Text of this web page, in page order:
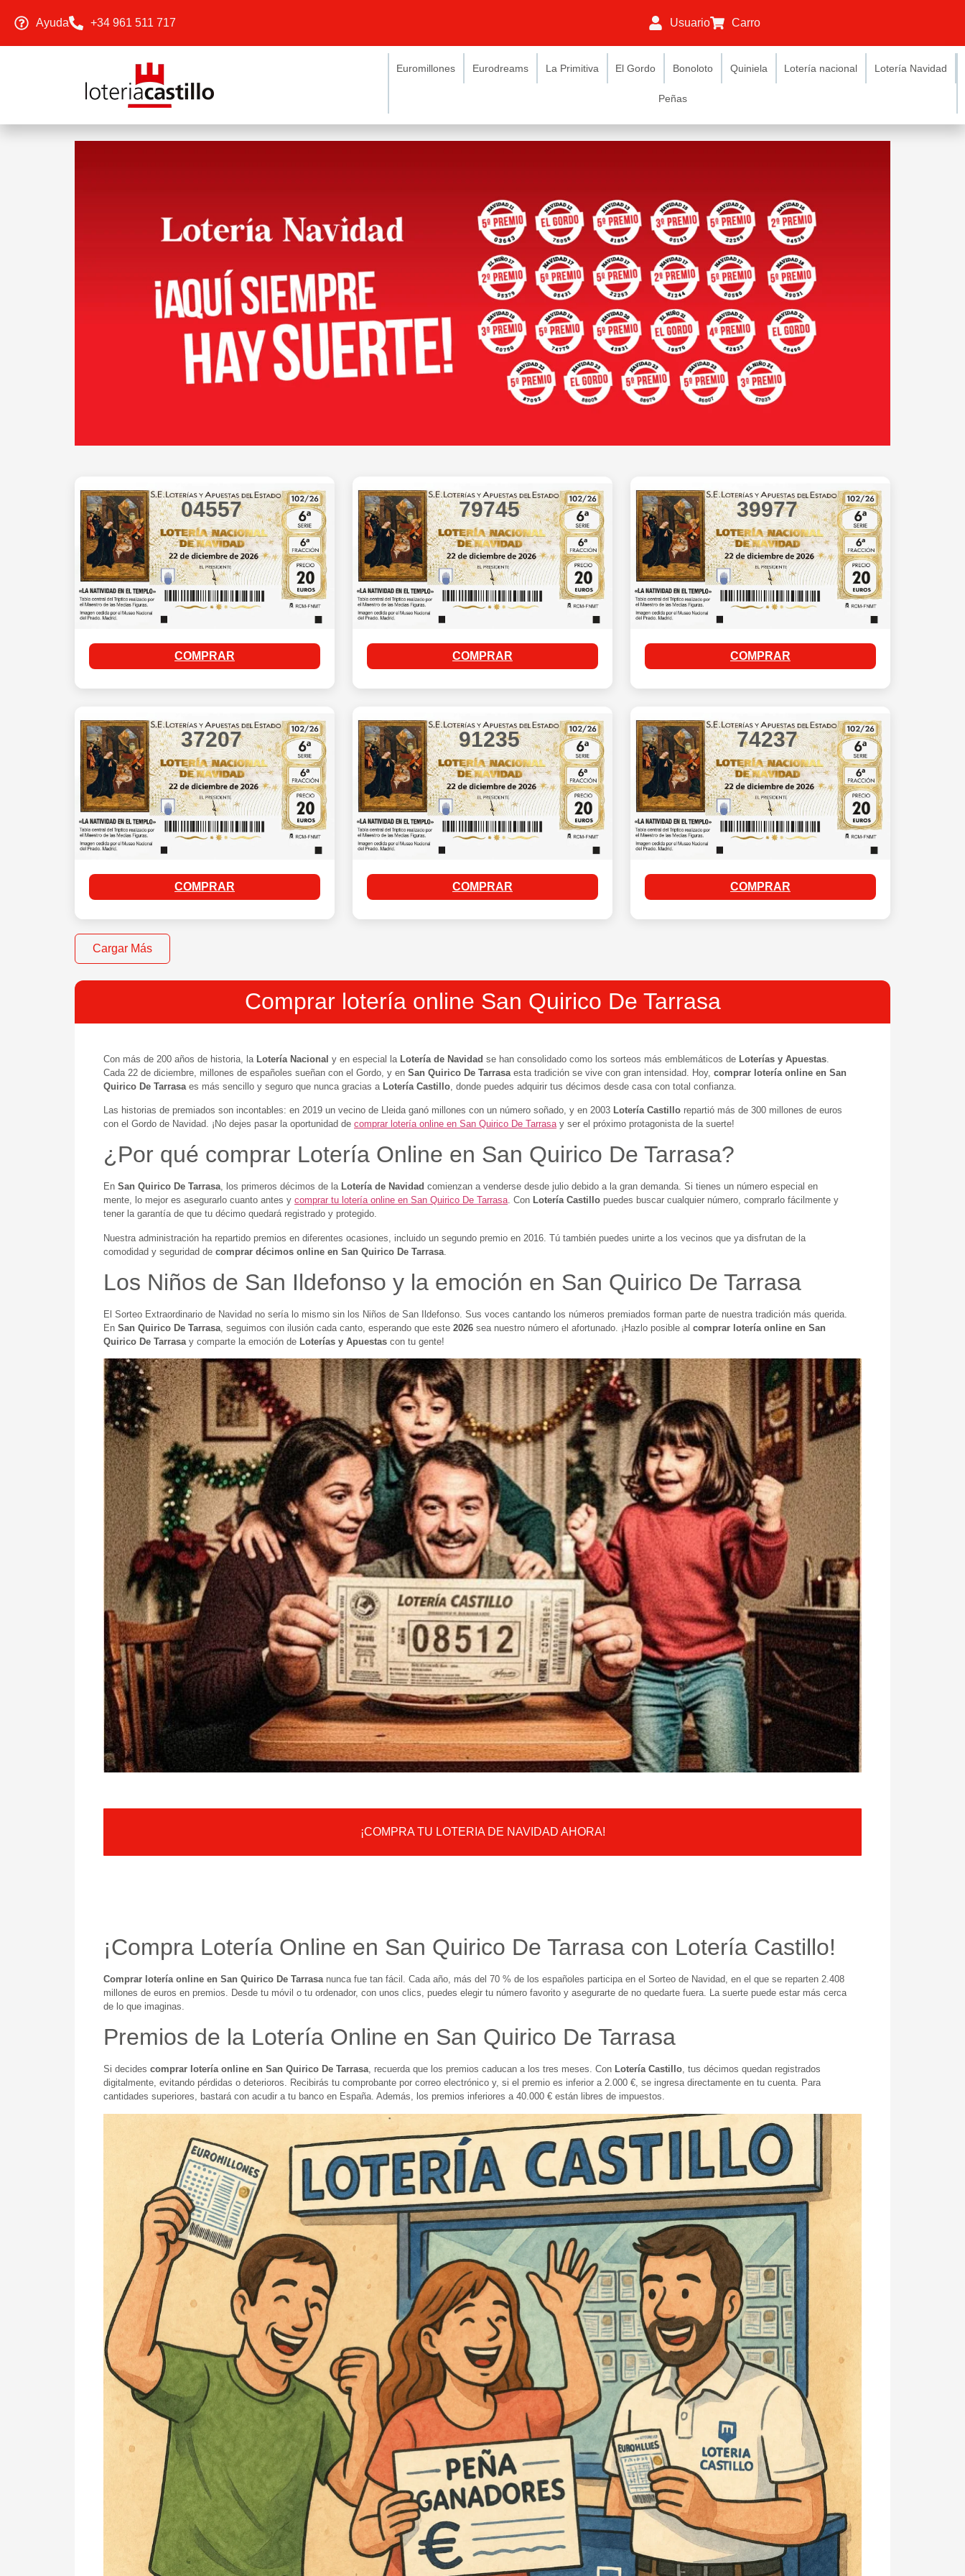
Ayuda +34 961 511 717 Usuario Carro
Euromillones Eurodreams La Primitiva El Gordo Bonoloto Quiniela Lotería nacional Lotería Navidad
Peñas
04557
COMPRAR
79745
COMPRAR
39977
COMPRAR
37207
COMPRAR
91235
COMPRAR
74237
COMPRAR
Cargar Más
Comprar lotería online San Quirico De Tarrasa
Con más de 200 años de historia, la Lotería Nacional y en especial la Lotería de Navidad se han consolidado como los sorteos más emblemáticos de Loterías y Apuestas
Cada 22 de diciembre, millones de españoles sueñan con el Gordo, y en San Quirico De Tarrasa esta tradición se vive con gran intensidad. Hoy, comprar lotería online en San
Quirico De Tarrasa es más sencillo y seguro que nunca gracias a Lotería Castillo , donde puedes adquirir tus décimos desde casa con total confianza.
Las historias de premiados son incontables: en 2019 un vecino de Lleida ganó millones con un número soñado, y en 2003 Lotería Castillo repartió más de 300 millones de euros
con el Gordo de Navidad. ¡No dejes pasar la oportunidad de comprar lotería online en San Quirico De Tarrasa y ser el próximo protagonista de la suerte!
¿Por qué comprar Lotería Online en San Quirico De Tarrasa?
En San Quirico De Tarrasa, los primeros décimos de la Lotería de Navidad comienzan a venderse desde julio debido a la gran demanda. Si tienes un número especial en
mente, lo mejor es asegurarlo cuanto antes y comprar tu lotería online en San Quirico De Tarrasa. Con Lotería Castillo puedes buscar cualquier número, comprarlo fácilmente y
tener la garantía de que tu décimo quedará registrado y protegido.
Nuestra administración ha repartido premios en diferentes ocasiones, incluido un segundo premio en 2016. Tú también puedes unirte a los vecinos que ya disfrutan de la
comodidad y seguridad de comprar décimos online en San Quirico De Tarrasa
Los Niños de San Ildefonso y la emoción en San Quirico De Tarrasa
El Sorteo Extraordinario de Navidad no sería lo mismo sin los Niños de San Ildefonso. Sus voces cantando los números premiados forman parte de nuestra tradición más querida.
En San Quirico De Tarrasa, seguimos con ilusión cada canto, esperando que este 2026 sea nuestro número el afortunado. ¡Hazlo posible al comprar lotería online en San
Quirico De Tarrasay comparte la emoción de Loterías y Apuestas con tu gente!
¡COMPRA TU LOTERIA DE NAVIDAD AHORA!
¡Compra Lotería Online en San Quirico De Tarrasa con Lotería Castillo!
Comprar lotería online en San Quirico De Tarrasa nunca fue tan fácil. Cada año, más del 70 % de los españoles participa en el Sorteo de Navidad, en el que se reparten 2.408
millones de euros en premios. Desde tu móvil o tu ordenador, con unos clics, puedes elegir tu número favorito y asegurarte de no quedarte fuera. La suerte puede estar más cerca
de lo que imaginas.
Premios de la Lotería Online en San Quirico De Tarrasa
Si decides comprar lotería online en San Quirico De Tarrasa, recuerda que los premios caducan a los tres meses. Con Lotería Castillo, tus décimos quedan registrados
digitalmente, evitando pérdidas o deterioros. Recibirás tu comprobante por correo electrónico y, si el premio es inferior a 2.000 €, se ingresa directamente en tu cuenta. Para
cantidades superiores, bastará con acudir a tu banco en España. Además, los premios inferiores a 40.000 € están libres de impuestos.